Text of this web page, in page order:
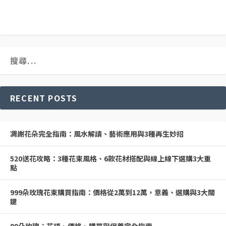
RECENT POSTS
凋謝花朵完全指南：風水解讀、藝術應用與3種再生妙招
520送花攻略：3種花束風格、6款花材搭配與線上線下選購3大重
點
999朵玫瑰花束購買指南：價格從2萬到12萬，意義、選購與3大關
鍵